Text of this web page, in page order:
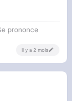
prononce
il y a 2 mois